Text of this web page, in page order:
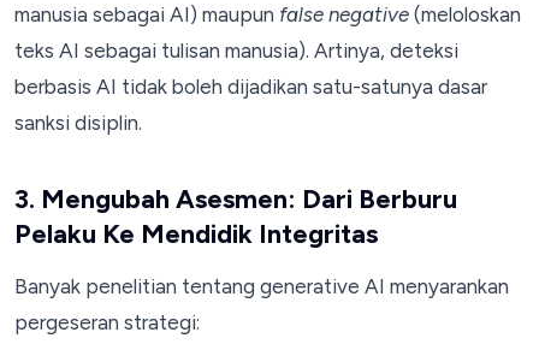
manusia sebagai AI) maupun false negative (meloloskan
teks AI sebagai tulisan manusia). Artinya, deteksi
berbasis AI tidak boleh dijadikan satu-satunya dasar
sanksi disiplin.
3. Mengubah Asesmen: Dari Berburu
Pelaku Ke Mendidik Integritas
Banyak penelitian tentang generative AI menyarankan
pergeseran strategi: